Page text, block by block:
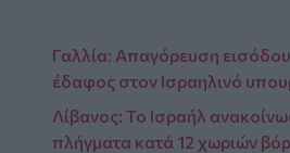
Γαλλία: Απαγόρευση
έδαφος στον Ισραηλινό
Λίβανος: Το Ισραήλ
πλήγματα κατά 12 χωριών